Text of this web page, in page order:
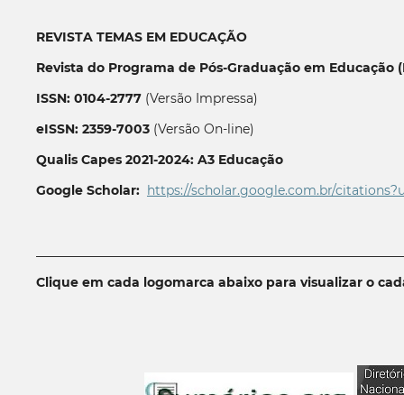
REVISTA TEMAS EM EDUCAÇÃO
Revista do Programa de Pós-Graduação em Educação
ISSN: 0104-2777(Versão Impressa)
eISSN: 2359-7003(Versão On-line)
Qualis Capes 2021-2024: A3 Educação
Google Scholar: https://scholar.google.com.br/
Clique em cada logomarca abaixo para visualizar o